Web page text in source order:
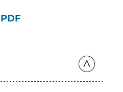
PDF